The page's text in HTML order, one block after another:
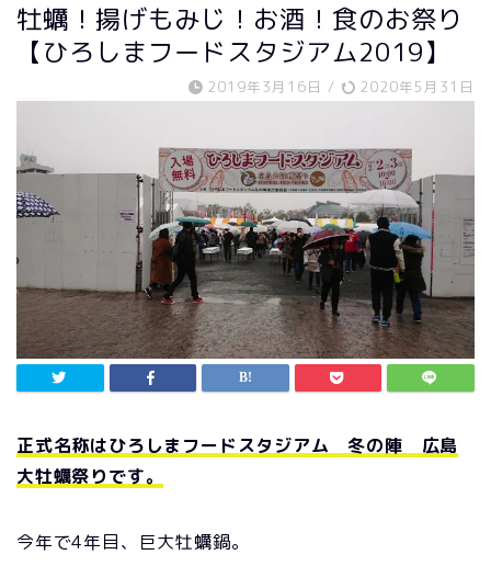
牡蠣！揚げもみじ！お酒！食のお祭り
【ひろしまフードスタジアム2019】
2019年3月16日 / 2020年5月31日
正式名称はひろしまフードスタジアム 冬の陣 広島
大牡蠣祭りです。
今年で4年目、巨大牡蠣鍋。